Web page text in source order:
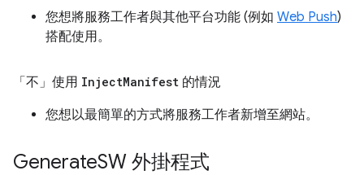
您想將服務工作者與其他平台功能 (例如 Web Push)
搭配使用。
「不」使用 InjectManifest 的情況
您想以最簡單的方式將服務工作者新增至網站。
GenerateSW 外掛程式